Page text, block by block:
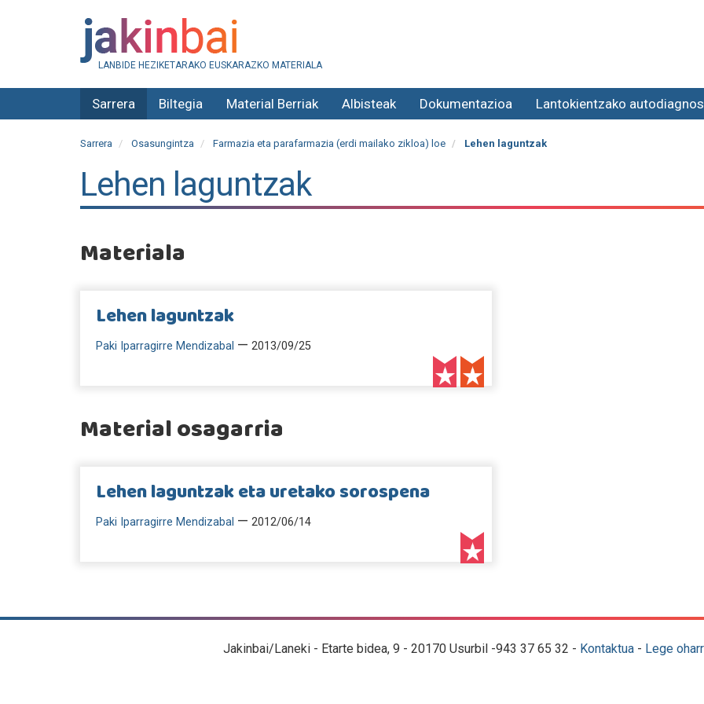
LANBIDE HEZIKETARAKO EUSKARAZKO MATERIALA
Sarrera Biltegia Material Berriak Albisteak Dokumentazioa Lantokientzako
Sarrera Osasungintza Farmazia eta parafarmazia (erdi mailako zikloa) loe Lehen laguntzak
Lehen laguntzak
Materiala
Lehen laguntzak
Paki Iparragirre Mendizabal — 2013/09/25
Material osagarria
Lehen laguntzak eta uretako sorospena
Paki Iparragirre Mendizabal — 2012/06/14
Jakinbai/Laneki - Etarte bidea, 9 - 20170 Usurbil -943 37 65 32 - Kontaktua- Lege